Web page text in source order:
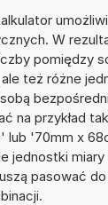
W
pomiędzy
też różne
na przykład
lub '70mm x
jednostki miary
pasować